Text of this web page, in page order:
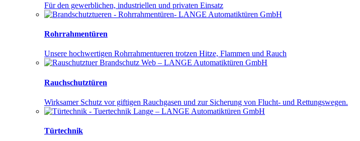
Für den gewerblichen, industriellen und privaten Einsatz
Rohrrahmentüren
Unsere hochwertigen Rohrrahmentueren trotzen Hitze, Flammen und Rauch
Rauchschutztüren
Wirksamer Schutz vor giftigen Rauchgasen und zur Sicherung von Flucht- und Rettungswegen.
Türtechnik